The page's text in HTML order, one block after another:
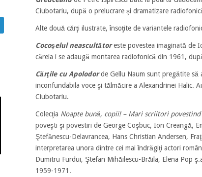
Ciubotariu, după o prelucrare şi dramatizare
Alte două cărţi ilustrate, însoţite de variantele
Cocoşelul neascultătoreste povestea imaginată de
căreia i se adaugă montarea radiofonică din 1961,
Cărţile cu Apolodorde Gellu Naum sunt pregătite să
inconfundabila voce şi tălmăcire a Alexandrinei Halic.
Ciubotariu.
Colecţia Noapte bună, copii! – Mari scriitori
poveşti şi povestiri de George Coşbuc, Ion Creangă,
Ştefănescu-Delavrancea, Hans Christian Andersen,
interpretarea unora dintre cei mai îndrăgiţi actori
Dumitru Furdui, Ştefan Mihăilescu-Brăila, Elena Pop
1959-1971.